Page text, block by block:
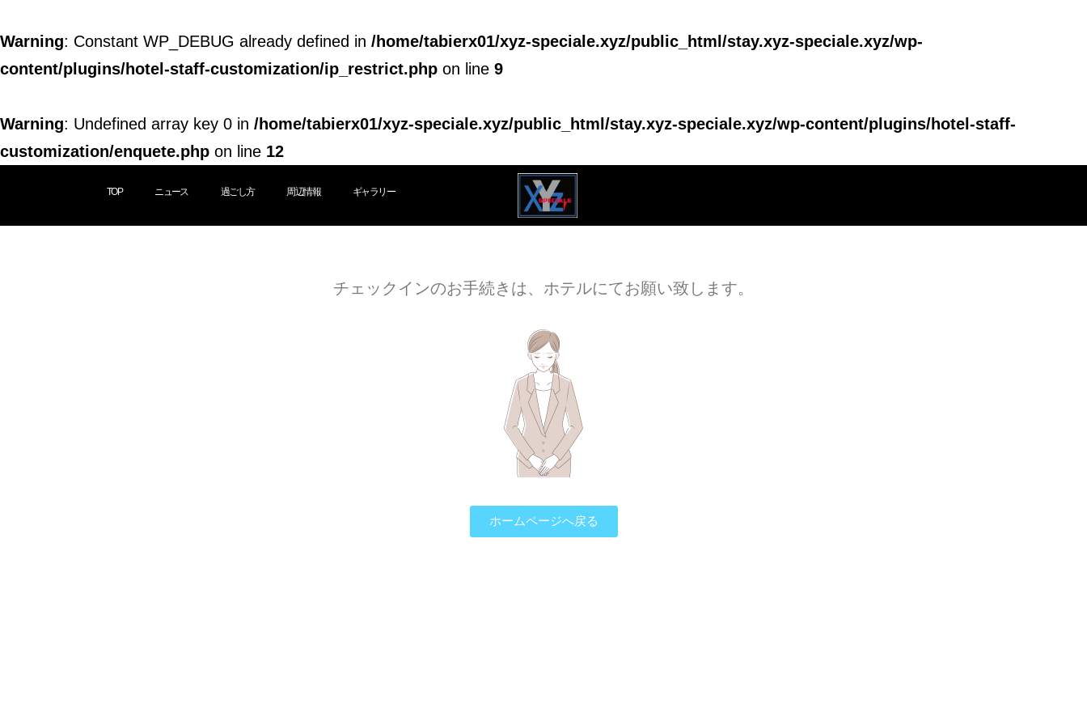
Warning: Constant WP_DEBUG already defined in /home/tabierx01/xyz-speciale.xyz/public_html/stay.xyz-speciale.xyz/wp-
content/plugins/hotel-staff-customization/ip_restrict.php on line 9
Warning: Undefined array key 0 in /home/tabierx01/xyz-speciale.xyz/public_html/stay.xyz-speciale.xyz/wp-content/plugins/hotel-staff-
customization/enquete.php on line 12
TOP ニュース 過ごし方 周辺情報 ギャラリー
チェックインのお手続きは、ホテルにてお願い致します。
ホームページへ戻る